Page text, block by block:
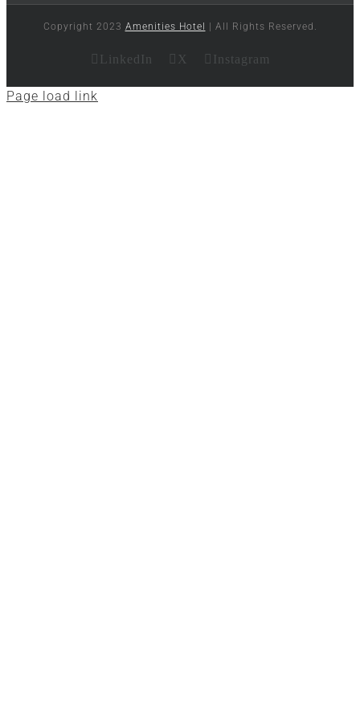
Copyright 2023 Amenities Hotel | All Rights Reserved.
LinkedIn X Instagram
Page load link